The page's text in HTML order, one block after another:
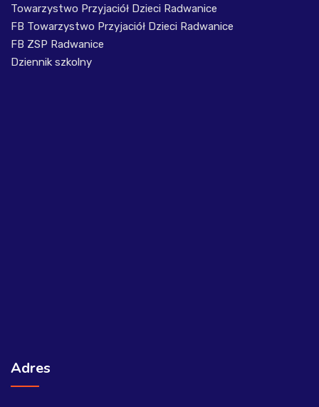
Towarzystwo Przyjaciół Dzieci Radwanice
FB Towarzystwo Przyjaciół Dzieci Radwanice
FB ZSP Radwanice
Dziennik szkolny
Adres